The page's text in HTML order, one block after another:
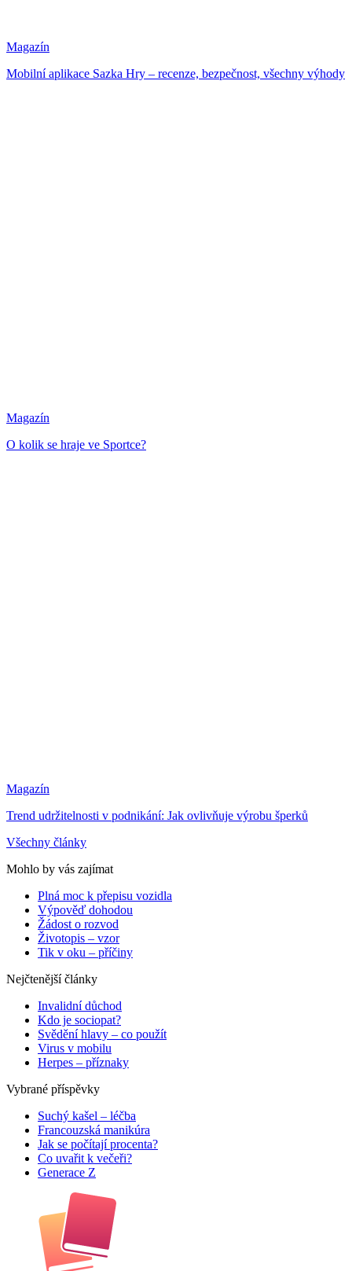
Magazín
Mobilní aplikace Sazka Hry – recenze, bezpečnost, všechny výhody
Magazín
O kolik se hraje ve Sportce?
Magazín
Trend udržitelnosti v podnikání: Jak ovlivňuje výrobu šperků
Všechny články
Mohlo by vás zajímat
Plná moc k přepisu vozidla
Výpověď dohodou
Žádost o rozvod
Životopis – vzor
Tik v oku – příčiny
Nejčtenější články
Invalidní důchod
Kdo je sociopat?
Svědění hlavy – co použít
Virus v mobilu
Herpes – příznaky
Vybrané příspěvky
Suchý kašel – léčba
Francouzská manikúra
Jak se počítají procenta?
Co uvařit k večeři?
Generace Z